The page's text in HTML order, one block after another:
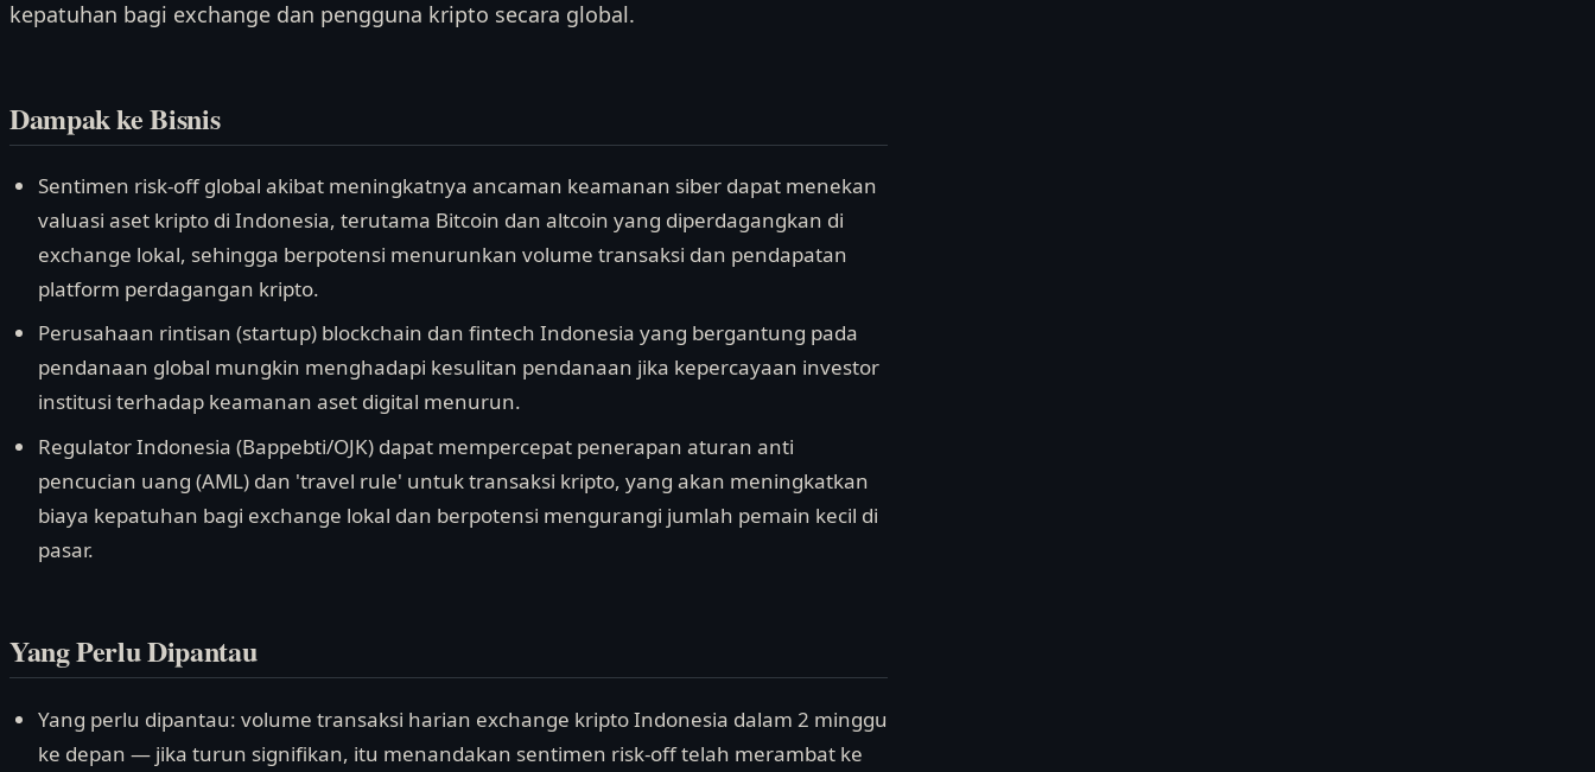
kepatuhan bagi exchange dan pengguna kripto secara global.
Dampak ke Bisnis
Sentimen risk-off global akibat meningkatnya ancaman keamanan siber dapat menekan
valuasi aset kripto di Indonesia, terutama Bitcoin dan altcoin yang diperdagangkan di
exchange lokal, sehingga berpotensi menurunkan volume transaksi dan pendapatan
platform perdagangan kripto.
Perusahaan rintisan (startup) blockchain dan fintech Indonesia yang bergantung pada
pendanaan global mungkin menghadapi kesulitan pendanaan jika kepercayaan investor
institusi terhadap keamanan aset digital menurun.
Regulator Indonesia (Bappebti/OJK) dapat mempercepat penerapan aturan anti
pencucian uang (AML) dan 'travel rule' untuk transaksi kripto, yang akan meningkatkan
biaya kepatuhan bagi exchange lokal dan berpotensi mengurangi jumlah pemain kecil di
pasar.
Yang Perlu Dipantau
Yang perlu dipantau: volume transaksi harian exchange kripto Indonesia dalam 2 minggu
ke depan — jika turun signifikan, itu menandakan sentimen risk-off telah merambat ke